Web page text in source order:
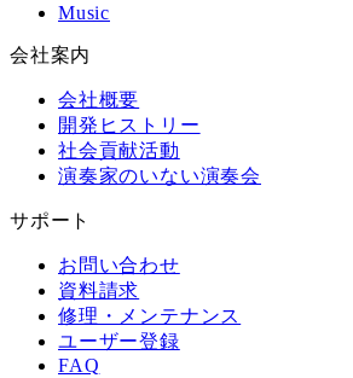
Music
会社案内
会社概要
開発ヒストリー
社会貢献活動
演奏家のいない演奏会
サポート
お問い合わせ
資料請求
修理・メンテナンス
ユーザー登録
FAQ